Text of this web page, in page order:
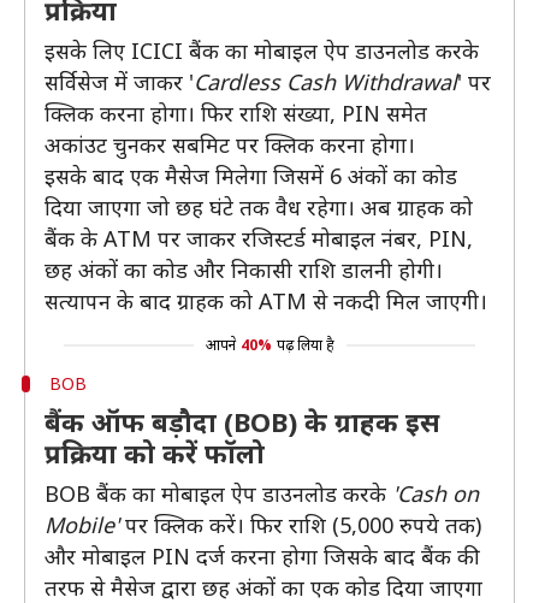
प्रक्रिया
इसके लिए ICICI बैंक का मोबाइल ऐप डाउनलोड करके
सर्विसेज में जाकर 'Cardless Cash Withdrawal' पर
क्लिक करना होगा। फिर राशि संख्या, PIN समेत
अकांउट चुनकर सबमिट पर क्लिक करना होगा।
इसके बाद एक मैसेज मिलेगा जिसमें 6 अंकों का कोड
दिया जाएगा जो छह घंटे तक वैध रहेगा। अब ग्राहक को
बैंक के ATM पर जाकर रजिस्टर्ड मोबाइल नंबर, PIN,
छह अंकों का कोड और निकासी राशि डालनी होगी।
सत्यापन के बाद ग्राहक को ATM से नकदी मिल जाएगी।
आपने 40% पढ़ लिया है
BOB
बैंक ऑफ बड़ौदा (BOB) के ग्राहक इस
प्रक्रिया को करें फॉलो
BOB बैंक का मोबाइल ऐप डाउनलोड करके 'Cash on
Mobile'पर क्लिक करें। फिर राशि (5,000 रुपये तक)
और मोबाइल PIN दर्ज करना होगा जिसके बाद बैंक की
तरफ से मैसेज द्वारा छह अंकों का एक कोड दिया जाएगा